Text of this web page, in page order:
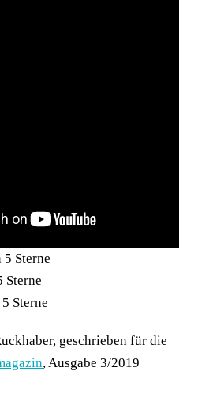
Sterne
Sterne
Sterne
geschrieben für die
, Ausgabe 3/2019